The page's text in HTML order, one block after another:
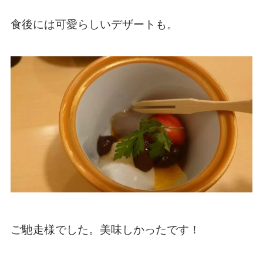
食後には可愛らしいデザートも。
ご馳走様でした。美味しかったです！